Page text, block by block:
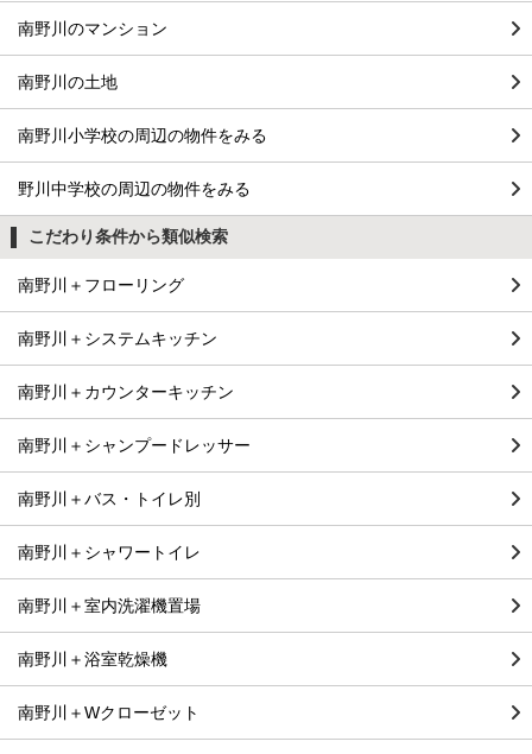
南野川のマンション
南野川の土地
南野川小学校の周辺の物件をみる
野川中学校の周辺の物件をみる
こだわり条件から類似検索
南野川＋フローリング
南野川＋システムキッチン
南野川＋カウンターキッチン
南野川＋シャンプードレッサー
南野川＋バス・トイレ別
南野川＋シャワートイレ
南野川＋室内洗濯機置場
南野川＋浴室乾燥機
南野川＋Wクローゼット